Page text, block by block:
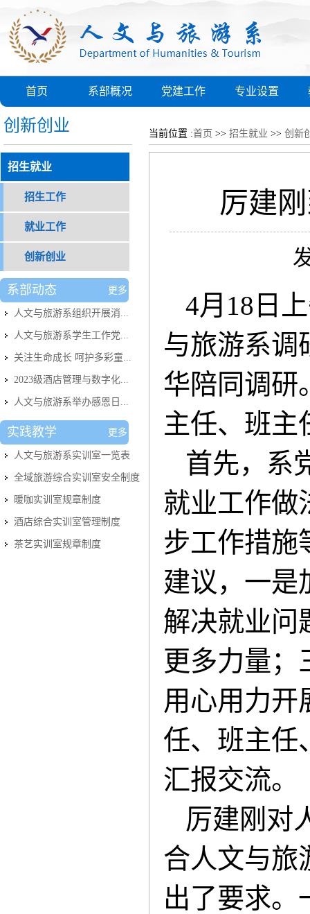
首页 系部概况 党建工作 专业设置
创新创业
招生就业
招生工作
就业工作
创新创业
系部动态 更多
人文与旅游系组织开展消...
人文与旅游系学生工作党...
关注生命成长 呵护多彩童...
2023级酒店管理与数字化...
人文与旅游系举办感恩日...
实践教学 更多
人文与旅游系实训室​一览表
全域旅游综合实训室安全制度
暖咖实训室规章制度
酒店综合实训室管理制度
茶艺实训室规章制度
当前位置 :首页 >> 招生就业 >> 创新
厉建
4月18日
与旅游系调
华陪同调研
主任、班主
首先，系
就业工作做
步工作措施
建议，一是
解决就业问
更多力量
用心用力开
任、班主任
汇报交流。
厉建刚对
合人文与旅
出了要求。